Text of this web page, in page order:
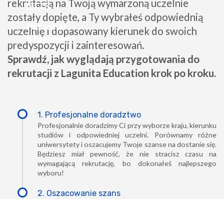
rekrutacją na Twoją wymarzoną uczelnie
zostały dopięte, a Ty wybrałeś odpowiednią
uczelnię i dopasowany kierunek do swoich
predyspozycji i zainteresowań.
Sprawdź, jak wyglądają przygotowania do
rekrutacji z Lagunita Education krok po kroku.
1. Profesjonalne doradztwo
Profesjonalnie doradzimy Ci przy wyborze kraju, kierunku
studiów i odpowiedniej uczelni. Porównamy różne
uniwersytety i oszacujemy Twoje szanse na dostanie się.
Będziesz miał pewność, że nie stracisz czasu na
wymagającą rekrutację, bo dokonałeś najlepszego
wyboru!
2. Oszacowanie szans